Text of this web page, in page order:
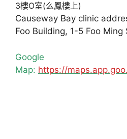
3樓O室(么鳳樓上)
Causeway Bay clinic
Foo Building, 1-5 Foo
Google
Map: https://